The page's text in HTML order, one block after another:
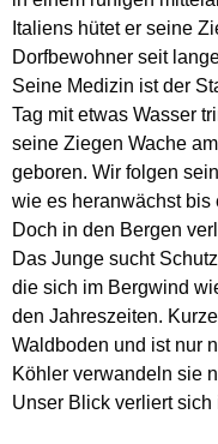
Italiens hütet er seine
Dorfbewohner seit
Seine Medizin ist der
Tag mit etwas Wasser
seine Ziegen Wache
geboren. Wir folgen
wie es heranwächst bis
Doch in den Bergen
Das Junge sucht
die sich im Bergwind
den Jahreszeiten.
Waldboden und ist nur
Köhler verwandeln sie
Unser Blick verliert sich